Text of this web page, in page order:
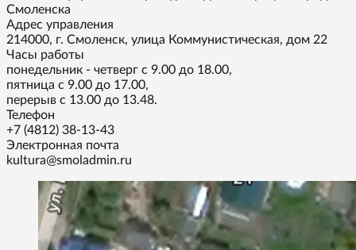
Смоленска
Адрес управления
214000, г. Смоленск, улица Коммунистическая, дом 22
Часы работы
понедельник - четверг с 9.00 до 18.00,
пятница с 9.00 до 17.00,
перерыв с 13.00 до 13.48.
Телефон
+7 (4812) 38-13-43
Электронная почта
kultura@smoladmin.ru